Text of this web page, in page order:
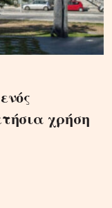
χρήση